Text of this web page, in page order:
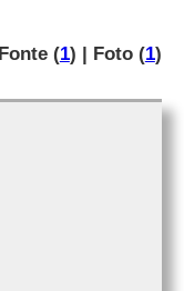
Fonte (1) | Foto (1)